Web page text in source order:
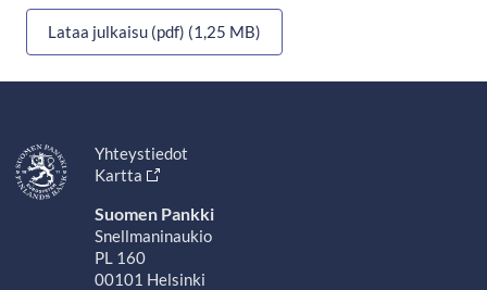
Lataa julkaisu (pdf) (1,25 MB)
Yhteystiedot
Kartta
Suomen Pankki
Snellmaninaukio
PL 160
00101 Helsinki